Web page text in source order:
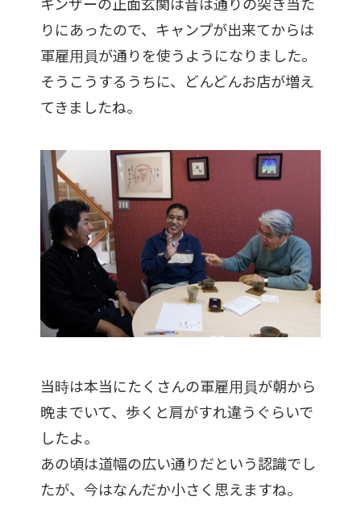
キンザーの正面玄関は昔は通りの突き当た
りにあったので、キャンプが出来てからは
軍雇用員が通りを使うようになりました。
そうこうするうちに、どんどんお店が増え
てきましたね。
当時は本当にたくさんの軍雇用員が朝から
晩までいて、歩くと肩がすれ違うぐらいで
したよ。
あの頃は道幅の広い通りだという認識でし
たが、今はなんだか小さく思えますね。